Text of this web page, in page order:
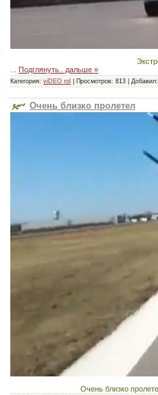
Подглянуть.. дальше »
Категория: viDEO rol Просмотров: 813 Добавил:
Очень близко пролетел
Очень близко